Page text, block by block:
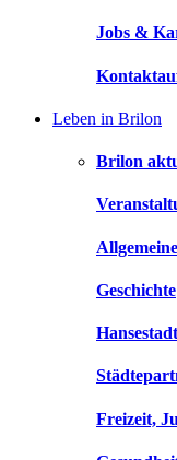
Jobs &
Leben in Brilon
Brilon
Geschichte
Freizeit,